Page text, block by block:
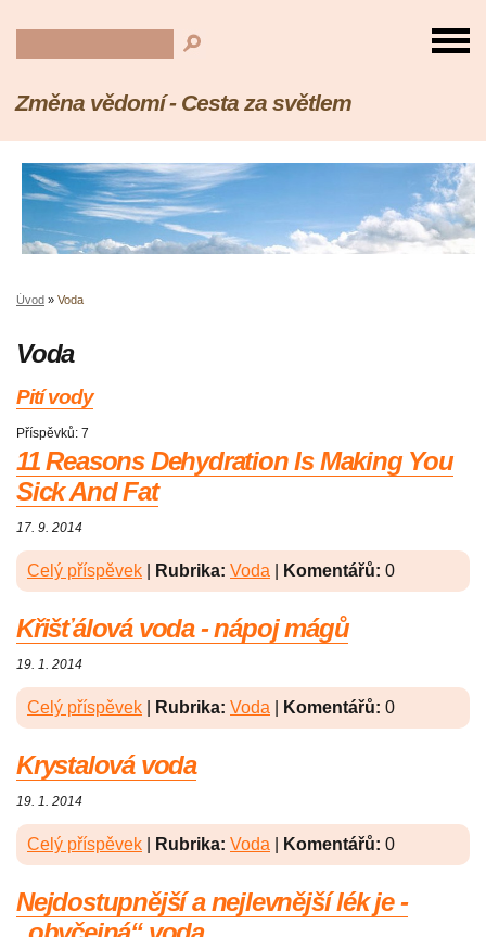
Změna vědomí - Cesta za světlem
Úvod » Voda
Voda
Pití vody
Příspěvků: 7
11 Reasons Dehydration Is Making You
Sick And Fat
17. 9. 2014
Celý příspěvek Rubrika: Voda Komentářů: 0
Křišťálová voda - nápoj mágů
19. 1. 2014
Celý příspěvek Rubrika: Voda Komentářů: 0
Krystalová voda
19. 1. 2014
Celý příspěvek Rubrika: Voda Komentářů: 0
Nejdostupnější a nejlevnější lék je -